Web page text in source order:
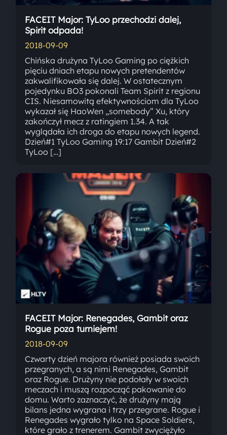
FACEIT Major: TyLoo przechodzi dalej,
Spirit odpada!
2018-09-09
Chińska drużyna TyLoo Gaming po ciężkich
pięciu dniach etapu nowych pretendentów
zakwalifikowała się dalej. W ostatecznym
pojedynku BO3 pokonali Team Spirit z regionu
CIS. Niesamowitą efektywnościom dla TyLoo
wykazał się HaoWen „somebody” Xu, który
zakończył mecz z ratingiem 1.34. A tak
wyglądała ich droga do etapu nowych legend.
Dzień#1 TyLoo Gaming 19:17 Gambit Dzień#2
TyLoo […]
FACEIT Major: Renegades, Gambit oraz
Rogue poza turniejem!
2018-09-09
Czwarty dzień majora również posiada swoich
przegranych, a są nimi Renegades, Gambit
oraz Rogue. Drużyny nie podołały w swoich
meczach i muszą rozpocząć pakowanie do
domu. Warto zaznaczyć, że drużyny mają
bilans jedna wygrana i trzy przegrane. Rogue i
Renegades wygrało tylko na Space Soldiers,
które grało z trenerem. Gambit zwyciężyło